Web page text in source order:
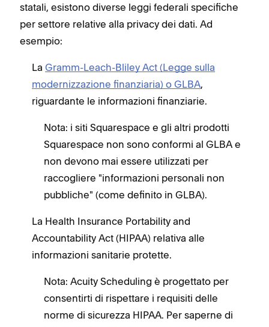
statali, esistono diverse leggi federali specifiche
per settore relative alla privacy dei dati. Ad
esempio:
La Gramm-Leach-Bliley Act (Legge sulla
modernizzazione finanziaria) o GLBA,
riguardante le informazioni finanziarie.
Nota: i siti Squarespace e gli altri prodotti
Squarespace non sono conformi al GLBA e
non devono mai essere utilizzati per
raccogliere "informazioni personali non
pubbliche" (come definito in GLBA).
La Health Insurance Portability and
Accountability Act (HIPAA) relativa alle
informazioni sanitarie protette.
Nota: Acuity Scheduling è progettato per
consentirti di rispettare i requisiti delle
norme di sicurezza HIPAA. Per saperne di